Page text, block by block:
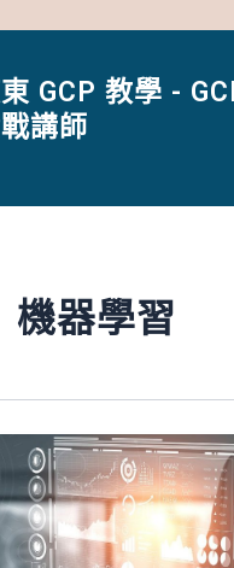
GCP 教學 -
講師
機器學習